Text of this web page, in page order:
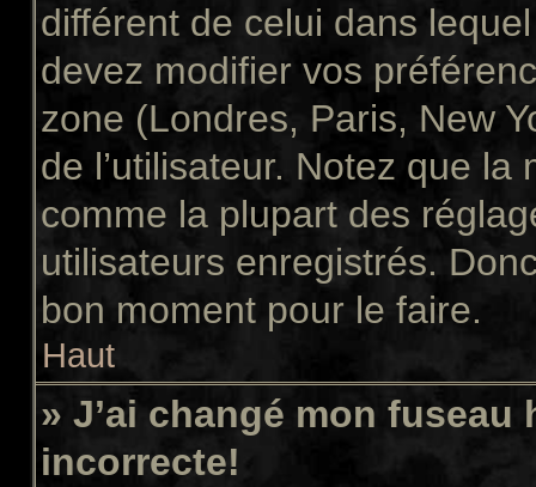
différent de celui dans
devez modifier vos
zone (Londres, Paris, New
de l’utilisateur. Notez que
comme la plupart des
utilisateurs enregistrés.
bon moment pour le faire.
Haut
» J’ai changé mon fuseau
incorrecte!